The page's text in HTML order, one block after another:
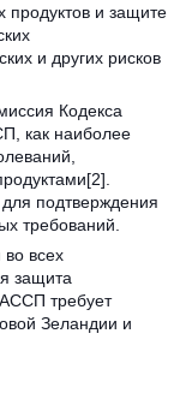
и защите
и других рисков
Кодекса
как наиболее
подтверждения
требований.
всех
защита
требует
Зеландии и